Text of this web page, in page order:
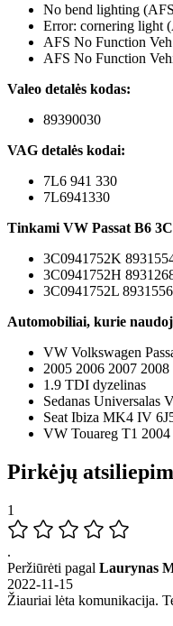
No bend lighting
Error: cornering light
AFS No Function
AFS No Function
Valeo detalės kodas:
89390030
VAG detalės kodai:
7L6 941 330
7L6941330
Tinkami VW Passat B6
3C0941752K
3C0941752H
3C0941752L
Automobiliai, kurie
VW Volkswagen
2005 2006 2007
1.9 TDI dyzelinas
Sedanas Universalas
Seat Ibiza MK4 IV
VW Touareg T1
Pirkėjų
1
.
Peržiūrėti pagal Laurynas
2022-11-15
Žiauriai lėta komunikacija.